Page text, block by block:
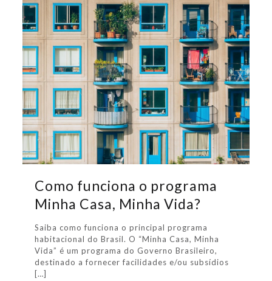
Como funciona o programa
Minha Casa, Minha Vida?
Saiba como funciona o principal programa
habitacional do Brasil. O “Minha Casa, Minha
Vida” é um programa do Governo Brasileiro,
destinado a fornecer facilidades e/ou subsídios
[…]